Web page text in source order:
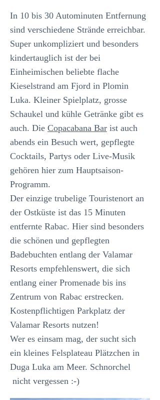
In 10 bis 30 Autominuten Entfernung
sind verschiedene Strände erreichbar.
Super unkompliziert und besonders
kindertauglich ist der bei
Einheimischen beliebte flache
Kieselstrand am Fjord in Plomin
Luka. Kleiner Spielplatz, grosse
Schaukel und kühle Getränke gibt es
auch. Die Copacabana Bar ist auch
abends ein Besuch wert, gepflegte
Cocktails, Partys oder Live-Musik
gehören hier zum Hauptsaison-
Programm.
Der einzige trubelige Touristenort an
der Ostküste ist das 15 Minuten
entfernte Rabac. Hier sind besonders
die schönen und gepflegten
Badebuchten entlang der Valamar
Resorts empfehlenswert, die sich
entlang einer Promenade bis ins
Zentrum von Rabac erstrecken.
Kostenpflichtigen Parkplatz der
Valamar Resorts nutzen!
Wer es einsam mag, der sucht sich
ein kleines Felsplateau Plätzchen in
Duga Luka am Meer. Schnorchel
nicht vergessen :-)